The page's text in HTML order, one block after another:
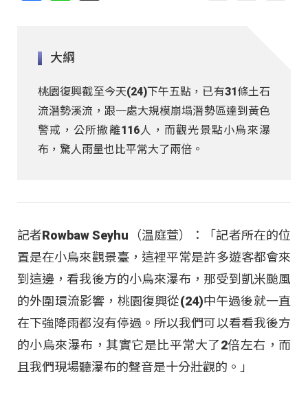
大綱
桃園復興截至今天(24)下午五點，已有31條土石
流潛勢溪流，跟一處大規模崩塌潛勢區達到黃色
警戒，公所撤離116人，而觀光景點小烏來瀑
布，驚人雨量也比平常大了兩倍。
記者Rowbaw Seyhu（温庭萱）：「記者所在的位
置是在小烏來觀景臺，這裡平常是許多遊客都會來
到這邊，看我後方的小烏來瀑布，那受到凱米颱風
的外圍環流影響，桃園復興從(24)中午過後就一直
在下強降雨都沒有停過。所以我們可以看看我後方
的小烏來瀑布，其實它是比平常大了2倍左右，而
且我們現場聽瀑布的聲音是十分壯觀的。」